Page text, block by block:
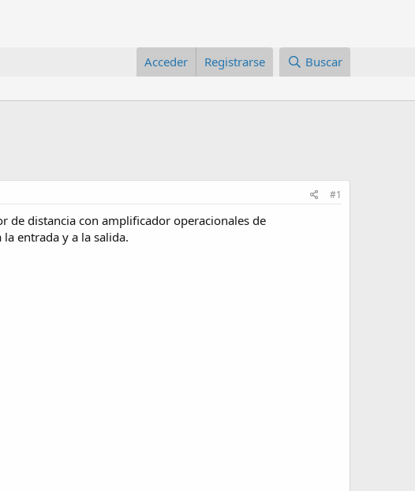
Acceder Registrarse Buscar
#1
de distancia con amplificador operacionales de
entrada y a la salida.